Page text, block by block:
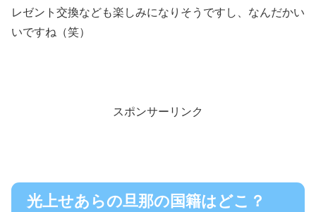
レゼント交換なども楽しみになりそうですし、なんだかい
いですね（笑）
スポンサーリンク
光上せあらの旦那の国籍はどこ？